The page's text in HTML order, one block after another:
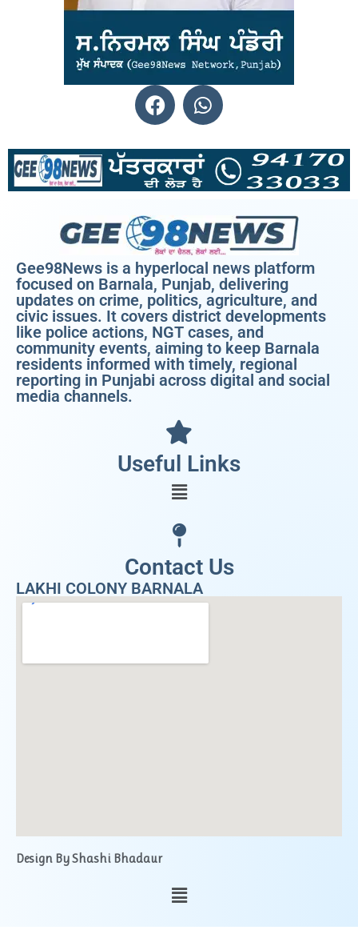
Gee98News is a hyperlocal news platform
focused on Barnala, Punjab, delivering
updates on crime, politics, agriculture, and
civic issues. It covers district developments
like police actions, NGT cases, and
community events, aiming to keep Barnala
residents informed with timely, regional
reporting in Punjabi across digital and social
media channels.
Useful Links
Contact Us
LAKHI COLONY BARNALA
Design By Shashi Bhadaur